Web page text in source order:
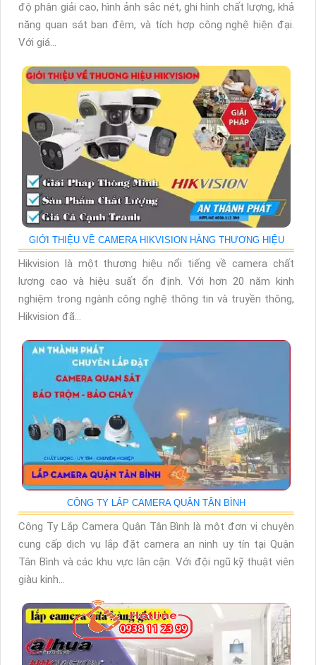
độ phân giải cao, hình ảnh sắc nét, ghi hình chất lượng, khả
năng quan sát ban đêm, và tích hợp công nghệ hiện đại.
Với giá...
GIỚI THIỆU VỀ CAMERA HIKVISION HÀNG THƯƠNG HIỆU
Hikvision là một thương hiệu nổi tiếng về camera chất
lượng cao và hiệu suất ổn định. Với hơn 20 năm kinh
nghiệm trong ngành công nghệ thông tin và truyền thông,
Hikvision đã...
CÔNG TY LẮP CAMERA QUẬN TÂN BÌNH
Công Ty Lắp Camera Quận Tân Bình là một đơn vị chuyên
cung cấp dịch vụ lắp đặt camera an ninh uy tín tại Quận
Tân Bình và các khu vực lân cận. Với đội ngũ kỹ thuật viên
giàu kinh...